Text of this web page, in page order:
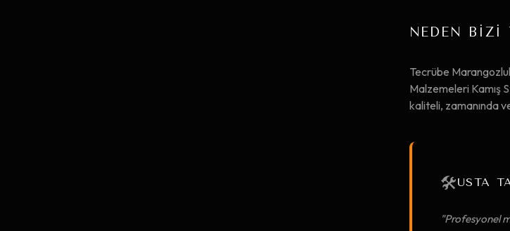
NEDEN BİZİ
Tecrübe
Malzemeleri Kamış
kaliteli, zamanında
🛠️USTA
"Profesyonel